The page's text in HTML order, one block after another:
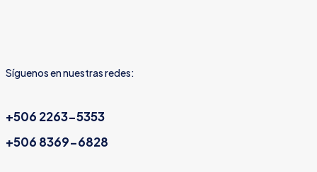
Síguenos en nuestras redes:
+506 2263-5353
+506 8369-6828